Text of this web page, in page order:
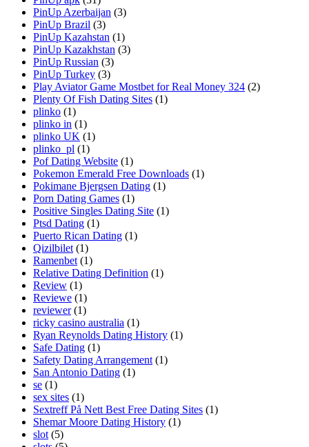
PinUp Azerbaijan (3)
PinUp Brazil (3)
PinUp Kazahstan (1)
PinUp Kazakhstan (3)
PinUp Russian (3)
PinUp Turkey (3)
Play Aviator Game Mostbet for Real Money 324 (2)
Plenty Of Fish Dating Sites (1)
plinko (1)
plinko in (1)
plinko UK (1)
plinko_pl (1)
Pof Dating Website (1)
Pokemon Emerald Free Downloads (1)
Pokimane Bjergsen Dating (1)
Porn Dating Games (1)
Positive Singles Dating Site (1)
Ptsd Dating (1)
Puerto Rican Dating (1)
Qizilbilet (1)
Ramenbet (1)
Relative Dating Definition (1)
Review (1)
Reviewe (1)
reviewer (1)
ricky casino australia (1)
Ryan Reynolds Dating History (1)
Safe Dating (1)
Safety Dating Arrangement (1)
San Antonio Dating (1)
se (1)
sex sites (1)
Sextreff På Nett Best Free Dating Sites (1)
Shemar Moore Dating History (1)
slot (5)